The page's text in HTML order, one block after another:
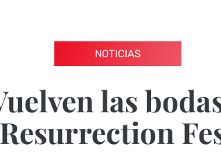
NOTICIAS
las
Resurrection